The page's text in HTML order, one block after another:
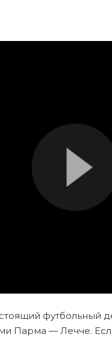
футбольный
Парма — Лечче.